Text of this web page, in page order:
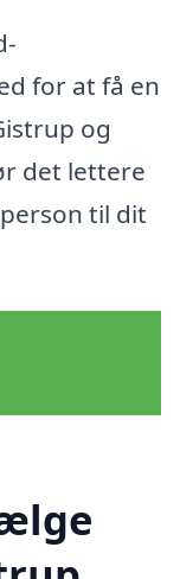
for at få en
og
det lettere
til dit